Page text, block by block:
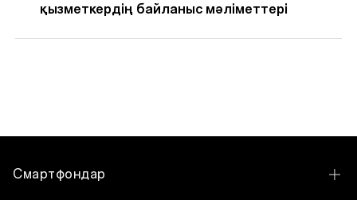
қызметкердің байланыс мәліметтері
Смартфондар